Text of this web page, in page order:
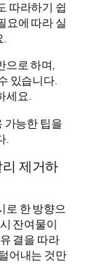
따라하기 쉽
요에 따라 실
.
으로 하며,
있습니다.
세요.
가능한 팁을
.
제거하
로 한 방향으
잔여물이
결을 따라
어내는 것만